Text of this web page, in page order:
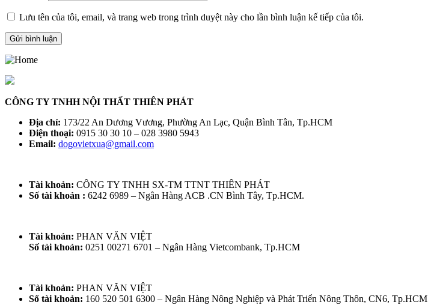
Lưu tên của tôi, email, và trang web trong trình duyệt này cho lần bình luận kế tiếp của tôi.
CÔNG TY TNHH NỘI THẤT THIÊN PHÁT
Địa chỉ: 173/22 An Dương Vương, Phường An Lạc, Quận Bình Tân, Tp.HCM
Điện thoại: 0915 30 30 10 – 028 3980 5943
Email: dogovietxua@gmail.com
Tài khoản: CÔNG TY TNHH SX-TM TTNT THIÊN PHÁT
Số tài khoản : 6242 6989 – Ngân Hàng ACB .CN Bình Tây, Tp.HCM.
Tài khoản: PHAN VĂN VIỆT
Số tài khoản: 0251 00271 6701 – Ngân Hàng Vietcombank, Tp.HCM
Tài khoản: PHAN VĂN VIỆT
Số tài khoản: 160 520 501 6300 – Ngân Hàng Nông Nghiệp và Phát Triển Nông Thôn, CN6, Tp.HCM